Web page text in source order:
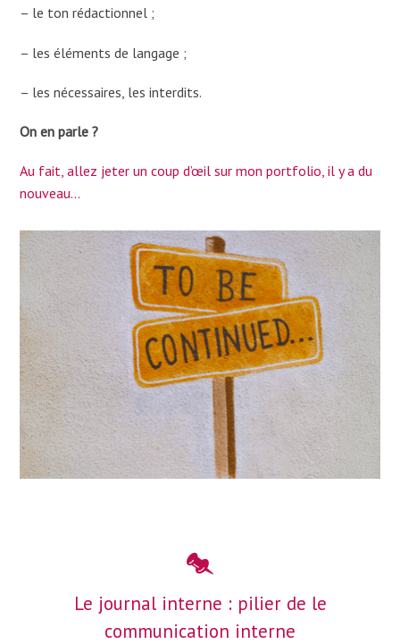
– le ton rédactionnel ;
– les éléments de langage ;
– les nécessaires, les interdits.
On en parle ?
Au fait, allez jeter un coup d’œil sur mon portfolio, il y a du
nouveau…
Le journal interne : pilier de le
communication interne